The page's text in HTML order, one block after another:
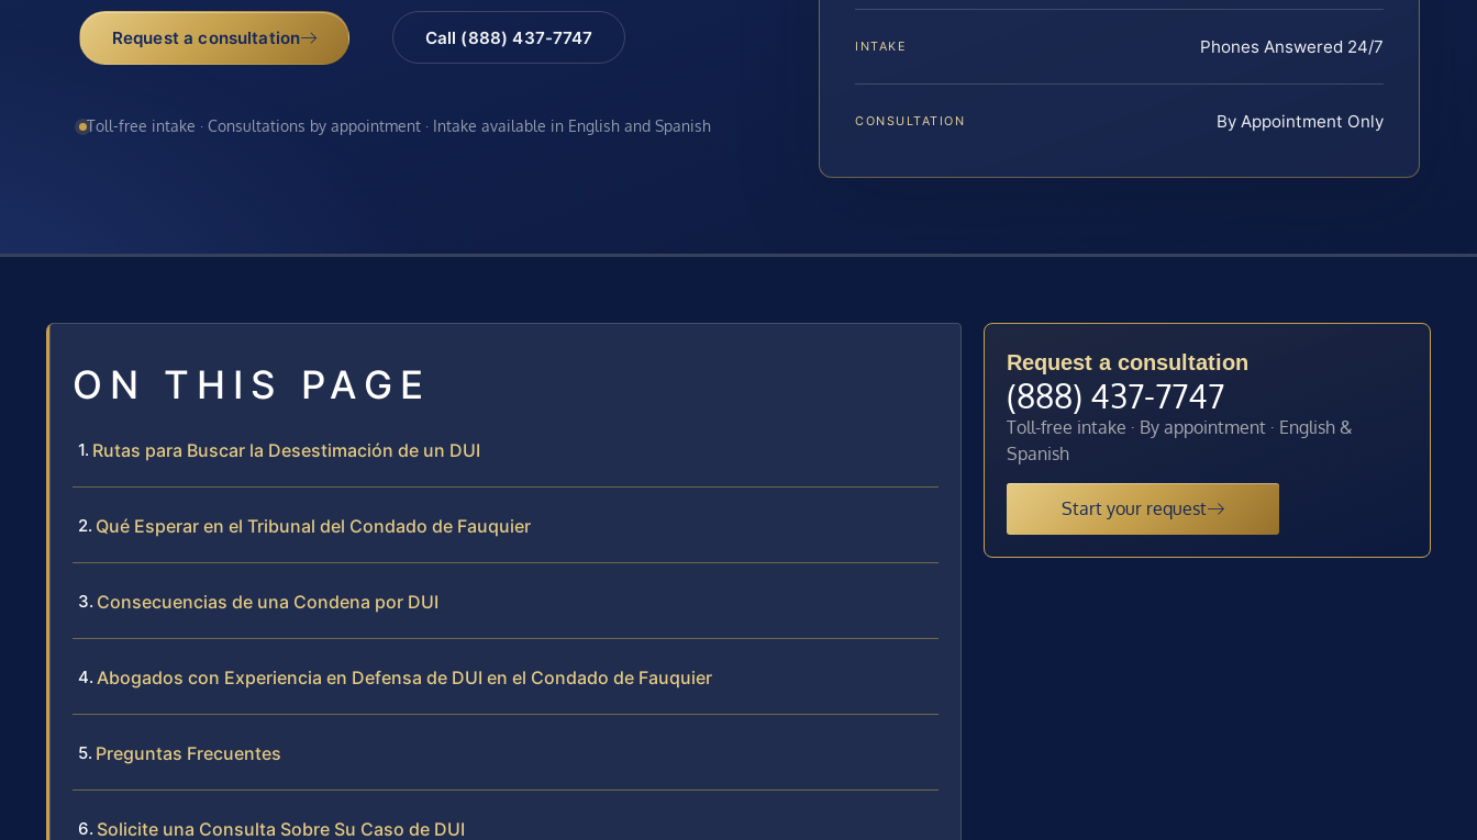
Request a consultation Call (888) 437-7747
Toll-free intake · Consultations by appointment · Intake available in English and Spanish
INTAKE Phones Answered 24/7
CONSULTATION By Appointment Only
ON THIS PAGE
Rutas para Buscar la Desestimación de un DUI
Qué Esperar en el Tribunal del Condado de Fauquier
Consecuencias de una Condena por DUI
Abogados con Experiencia en Defensa de DUI en el Condado de Fauquier
Preguntas Frecuentes
Solicite una Consulta Sobre Su Caso de DUI
Request a consultation
(888) 437-7747
Toll-free intake · By appointment · English &
Spanish
Start your request